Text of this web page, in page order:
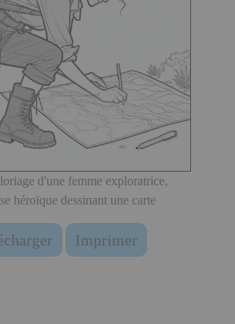
d'une femme exploratrice,
héroïque dessinant une carte
Imprimer